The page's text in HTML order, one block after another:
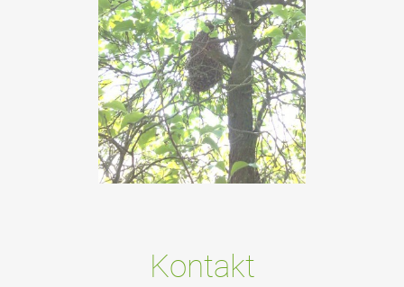
Kontakt